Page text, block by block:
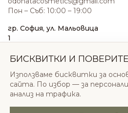
Пон – Съб: 10:00 – 19:00
гр. София, ул. Мальовица
1
sales@odonatacosmetics.com
Нед: 11:00 – 18:00
БИСКВИТКИ И
Използваме бисквитки за
сайта. По избор — за
анализ на трафика.